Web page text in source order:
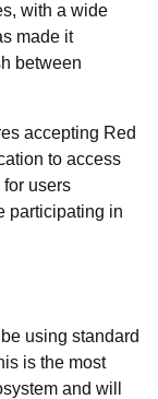
with a wide
made it
between
accepting Red
to access
users
participating in
using standard
is the most
and will